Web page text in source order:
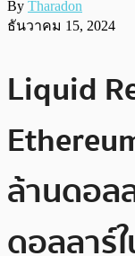
By Tharadon
ธันวาคม 15, 2024
Liquid
ล้านดอล
ดอลลาร์